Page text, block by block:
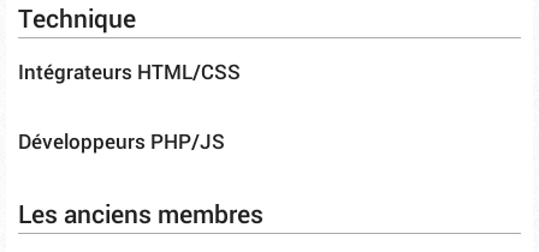
Technique
Intégrateurs HTML/CSS
Développeurs PHP/JS
Les anciens membres